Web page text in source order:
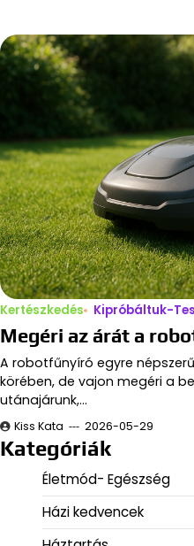
Kertészkedés Kipróbáltuk-
Megéri az árát a
A robotfűnyíró egyre
körében, de vajon megéri a
utánajárunk,…
Kiss Kata 2026-05-29
Kategóriák
Életmód- Egészség
Házi kedvencek